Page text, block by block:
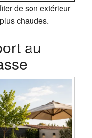
de son extérieur
chaudes.
au